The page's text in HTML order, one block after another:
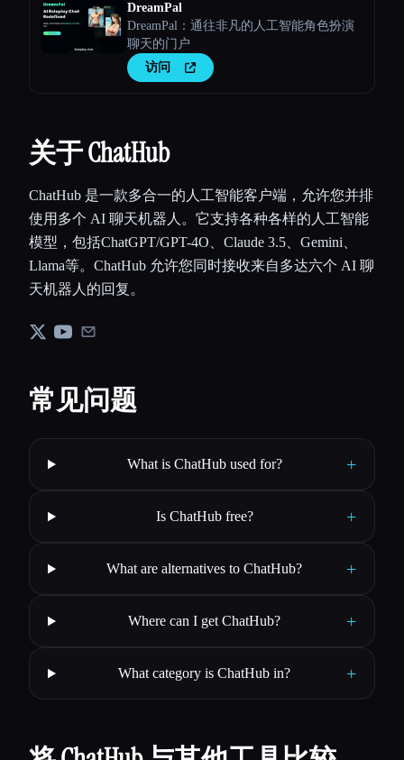
DreamPal
DreamPal：通往非凡的人工智能角色扮演
聊天的门户
访问
关于 ChatHub
ChatHub 是一款多合一的人工智能客户端，允许您并排
使用多个 AI 聊天机器人。它支持各种各样的人工智能
模型，包括ChatGPT/GPT-4O、Claude 3.5、Gemini、
Llama等。ChatHub 允许您同时接收来自多达六个 AI 聊
天机器人的回复。
常见问题
What is ChatHub used for? +
Is ChatHub free? +
What are alternatives to ChatHub? +
Where can I get ChatHub? +
What category is ChatHub in? +